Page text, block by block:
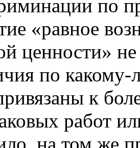
по
«равное
ценности»
по
к
работ
на том же